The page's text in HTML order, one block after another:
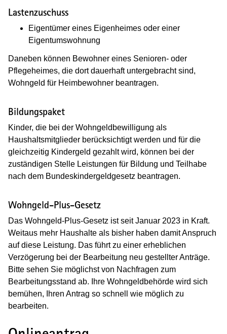
Lastenzuschuss
Eigentümer eines Eigenheimes oder einer
Eigentumswohnung
Daneben können Bewohner eines Senioren- oder
Pflegeheimes, die dort dauerhaft untergebracht sind,
Wohngeld für Heimbewohner beantragen.
Bildungspaket
Kinder, die bei der Wohngeldbewilligung als
Haushaltsmitglieder berücksichtigt werden und für die
gleichzeitig Kindergeld gezahlt wird, können bei der
zuständigen Stelle Leistungen für Bildung und Teilhabe
nach dem Bundeskindergeldgesetz beantragen.
Wohngeld-Plus-Gesetz
Das Wohngeld-Plus-Gesetz ist seit Januar 2023 in Kraft.
Weitaus mehr Haushalte als bisher haben damit Anspruch
auf diese Leistung. Das führt zu einer erheblichen
Verzögerung bei der Bearbeitung neu gestellter Anträge.
Bitte sehen Sie möglichst von Nachfragen zum
Bearbeitungsstand ab. Ihre Wohngeldbehörde wird sich
bemühen, Ihren Antrag so schnell wie möglich zu
bearbeiten.